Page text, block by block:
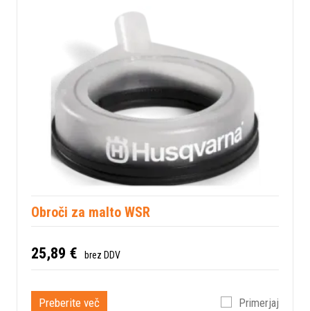
Obroči za malto WSR
25,89 € brez DDV
Preberite več Primerjaj